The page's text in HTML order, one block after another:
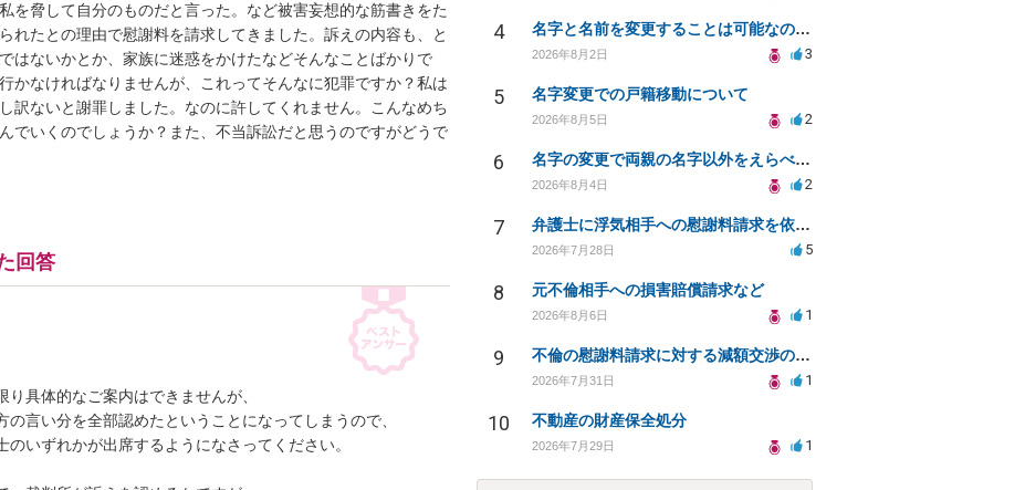
を脅して自分のものだと言った。など被害妄想的な筋書きをた
れたとの理由で慰謝料を請求してきました。訴えの内容も、と
はないかとか、家族に迷惑をかけたなどそんなことばかりで
かなければなりませんが、これってそんなに犯罪ですか？私は
訳ないと謝罪しました。なのに許してくれません。こんなめち
でいくのでしょうか？また、不当訴訟だと思うのですがどうで
回答
具体的なご案内はできませんが、
言い分を全部認めたということになってしまうので、
いずれかが出席するようになさってください。
4 名字と名前を変更することは可能なのか？
2026年8月2日 3
5 名字変更での戸籍移動について
2026年8月5日 2
6 名字の変更で両親の名字以外をえらべるのか？
2026年8月4日 2
7 弁護士に浮気相手への慰謝料請求を依頼する費用相場は？
2026年7月28日 5
8 元不倫相手への損害賠償請求など
2026年8月6日 1
9 不倫の慰謝料請求に対する減額交渉の可能性と対策
2026年7月31日 1
10 不動産の財産保全処分
2026年7月29日 1